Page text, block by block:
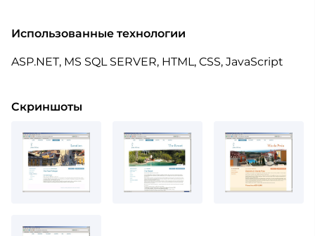
Использованные технологии
ASP.NET, MS SQL SERVER, HTML, CSS, JavaScript
Скриншоты